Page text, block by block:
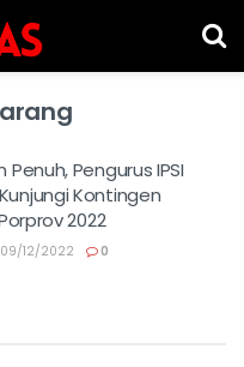
Penuh, Pengurus IPSI
Kontingen
2022
09/12/2022 0